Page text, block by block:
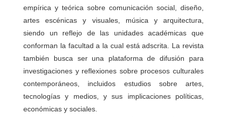
empírica y teórica sobre comunicación social, diseño,
artes escénicas y visuales, música y arquitectura,
siendo un reflejo de las unidades académicas que
conforman la facultad a la cual está adscrita. La revista
también busca ser una plataforma de difusión para
investigaciones y reflexiones sobre procesos culturales
contemporáneos, incluidos estudios sobre artes,
tecnologías y medios, y sus implicaciones políticas,
económicas y sociales.